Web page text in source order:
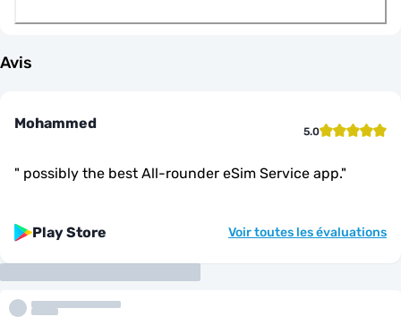
Avis
Mohammed 5.0
" possibly the best All-rounder eSim Service app."
Play Store Voir toutes les évaluations